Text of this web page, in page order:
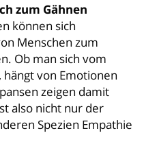
zum Gähnen
können sich
Menschen zum
Ob man sich vom
hängt von Emotionen
zeigen damit
also nicht nur der
Spezien Empathie